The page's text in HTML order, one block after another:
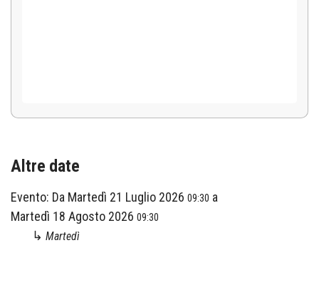
Altre date
Evento: Da Martedì 21 Luglio 2026 09:30 a
Martedì 18 Agosto 2026 09:30
↳ Martedì